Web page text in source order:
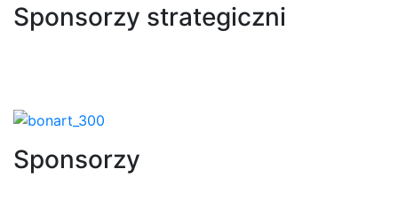
Sponsorzy strategiczni
Sponsorzy